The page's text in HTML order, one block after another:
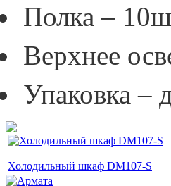
Полка –
Верхнее
Упаковка –
Холодильный шкаф DM107-S